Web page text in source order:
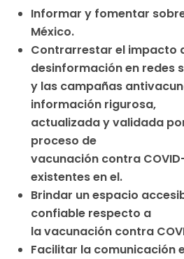
Informar y fomentar
México.
Contrarrestar el impacto
desinformación en redes
y las campañas
información rigurosa,
actualizada y validada
proceso de
vacunación contra
existentes en el.
Brindar un espacio
confiable respecto a
la vacunación contra
Facilitar la comunicación